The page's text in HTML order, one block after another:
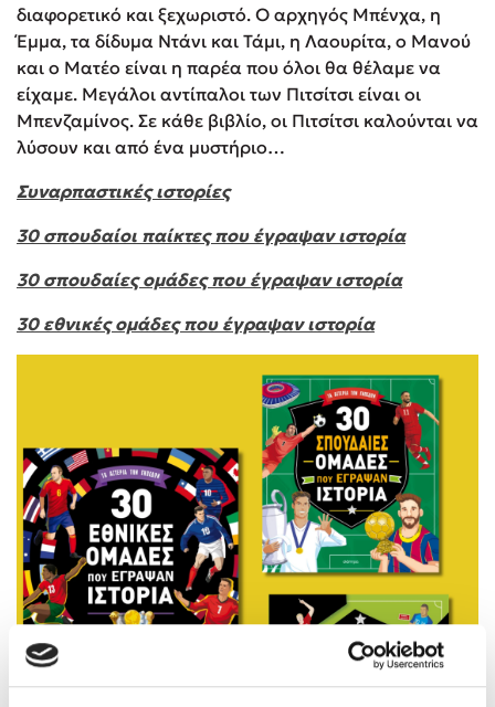
διαφορετικό και ξεχωριστό. Ο αρχηγός Μπένχα, η
Έμμα, τα δίδυμα Ντάνι και Τάμι, η Λαουρίτα, ο Μανού
και ο Ματέο είναι η παρέα που όλοι θα θέλαμε να
είχαμε. Μεγάλοι αντίπαλοι των Πιτσίτσι είναι οι
Μπενζαμίνος. Σε κάθε βιβλίο, οι Πιτσίτσι καλούνται να
λύσουν και από ένα μυστήριο…
Συναρπαστικές ιστορίες
30 σπουδαίοι παίκτες που έγραψαν ιστορία
30 σπουδαίες ομάδες που έγραψαν ιστορία
30 εθνικές ομάδες που έγραψαν ιστορία